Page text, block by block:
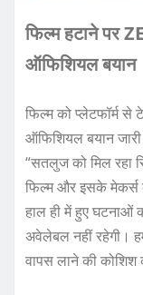
फिल्म हटाने पर
ऑफिशियल बयान
फिल्म को प्लेटफॉर्म
ऑफिशियल बयान
“सतलुज को मिल रहा
फिल्म और इसके मेकर्स
हाल ही में हुए
अवेलेबल नहीं रहेगी।
वापस लाने की